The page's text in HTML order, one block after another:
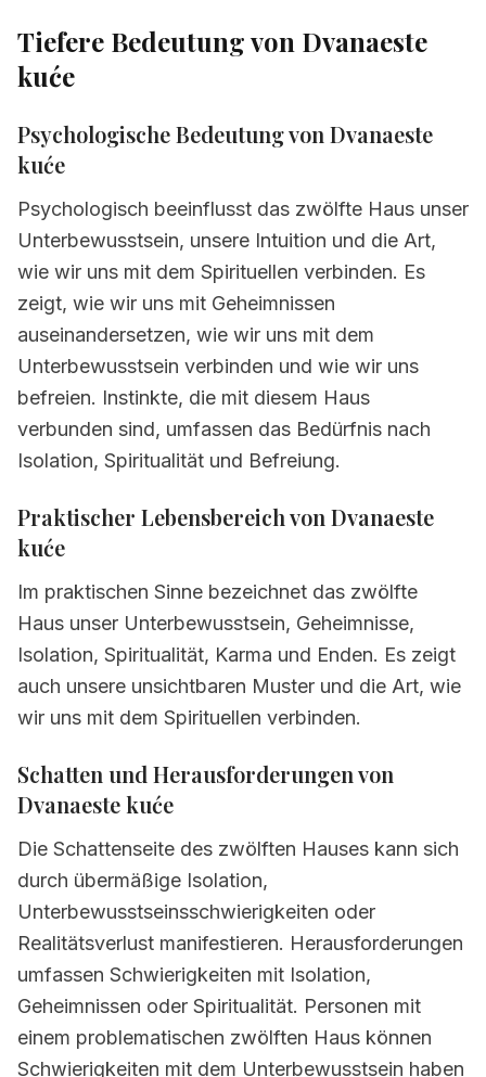
Tiefere Bedeutung von Dvanaeste
kuće
Psychologische Bedeutung von Dvanaeste
kuće
Psychologisch beeinflusst das zwölfte Haus unser
Unterbewusstsein, unsere Intuition und die Art,
wie wir uns mit dem Spirituellen verbinden. Es
zeigt, wie wir uns mit Geheimnissen
auseinandersetzen, wie wir uns mit dem
Unterbewusstsein verbinden und wie wir uns
befreien. Instinkte, die mit diesem Haus
verbunden sind, umfassen das Bedürfnis nach
Isolation, Spiritualität und Befreiung.
Praktischer Lebensbereich von Dvanaeste
kuće
Im praktischen Sinne bezeichnet das zwölfte
Haus unser Unterbewusstsein, Geheimnisse,
Isolation, Spiritualität, Karma und Enden. Es zeigt
auch unsere unsichtbaren Muster und die Art, wie
wir uns mit dem Spirituellen verbinden.
Schatten und Herausforderungen von
Dvanaeste kuće
Die Schattenseite des zwölften Hauses kann sich
durch übermäßige Isolation,
Unterbewusstseinsschwierigkeiten oder
Realitätsverlust manifestieren. Herausforderungen
umfassen Schwierigkeiten mit Isolation,
Geheimnissen oder Spiritualität. Personen mit
einem problematischen zwölften Haus können
Schwierigkeiten mit dem Unterbewusstsein haben